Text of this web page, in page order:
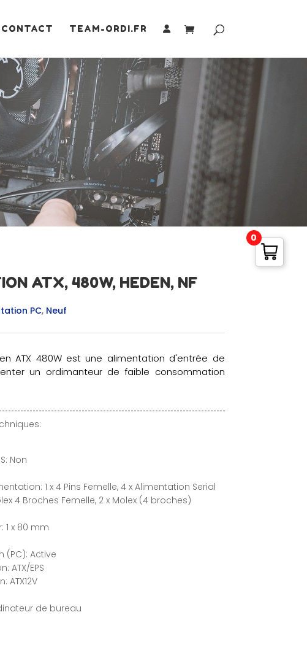
CONTACT TEAM-ORDI.FR
ATX, 480W, HEDEN, NF
PC, Neuf
ATX 480W est une alimentation d'entrée de
un ordimanteur de faible consommation
Non
1 x 4 Pins Femelle, 4 x Alimentation Serial
4 Broches Femelle, 2 x Molex (4 broches)
1 x 80 mm
(PC): Active
ATX/EPS
de bureau
0